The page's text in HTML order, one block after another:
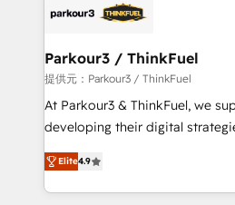
embark on a transformational
business up for long-term
référencement, votre stratégie
projet HubSpot avec DIGITALISIM : 🧽
migration et intégration des
Développement des interfaces
métiers ⚙️ Configuration de la plateforme HubSpot
Book Process & Guidelines
Formations des utilisateurs
Parkour3 / ThinkFuel
提供元：Parkour3 / ThinkFuel
At Parkour3 & ThinkFuel, we
developing their digital
technologies and automating
sales processes to generate
from Strategy to Operations.
Elite4.9